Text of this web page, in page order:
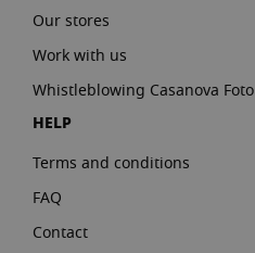
Our stores
Work with us
Whistleblowing Casanova Foto
HELP
Terms and conditions
FAQ
Contact